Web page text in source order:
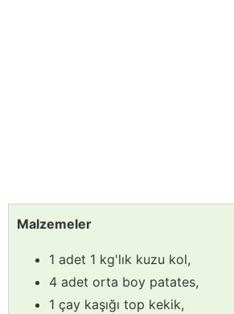
Malzemeler
1 adet 1 kg'lık kuzu kol,
4 adet orta boy patates,
1 çay kaşığı top kekik,